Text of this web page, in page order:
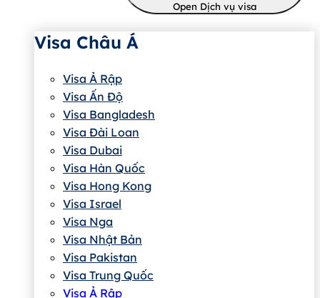
Open Dịch vụ visa
Visa Châu Á
Visa Ả Rập
Visa Ấn Độ
Visa Bangladesh
Visa Đài Loan
Visa Dubai
Visa Hàn Quốc
Visa Hong Kong
Visa Israel
Visa Nga
Visa Nhật Bản
Visa Pakistan
Visa Trung Quốc
Visa Ả Rập